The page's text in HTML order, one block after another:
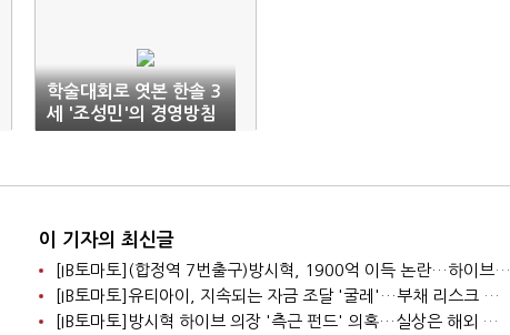
학술대회로 엿본 한솔 3
세 '조성민'의 경영방침
이 기자의 최신글
[IB토마토](합정역 7번출구)방시혁, 1900억 이득 논란…하이브 상장 진실은?
[IB토마토]유티아이, 지속되는 자금 조달 '굴레'…부채 리스크 고조
[IB토마토]방시혁 하이브 의장 '측근 펀드' 의혹…실상은 해외 투자 무산